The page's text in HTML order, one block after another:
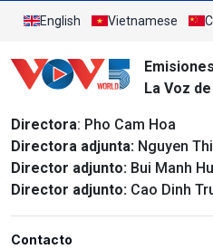
English Vietnamese
La Voz
Directora: Pho Cam Hoa
Directora adjunta: Nguyen
Director adjunto: Bui Manh
Director adjunto: Cao Dinh
Contacto